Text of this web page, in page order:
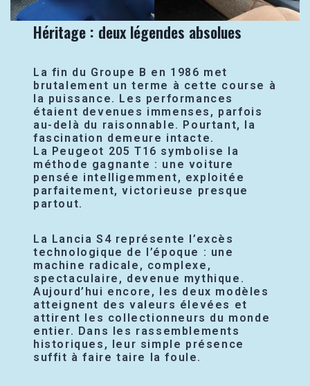
Héritage : deux légendes absolues
La fin du Groupe B en 1986 met
brutalement un terme à cette course à
la puissance. Les performances
étaient devenues immenses, parfois
au-delà du raisonnable. Pourtant, la
fascination demeure intacte.
La Peugeot 205 T16 symbolise la
méthode gagnante : une voiture
pensée intelligemment, exploitée
parfaitement, victorieuse presque
partout.
La Lancia S4 représente l’excès
technologique de l’époque : une
machine radicale, complexe,
spectaculaire, devenue mythique.
Aujourd’hui encore, les deux modèles
atteignent des valeurs élevées et
attirent les collectionneurs du monde
entier. Dans les rassemblements
historiques, leur simple présence
suffit à faire taire la foule.